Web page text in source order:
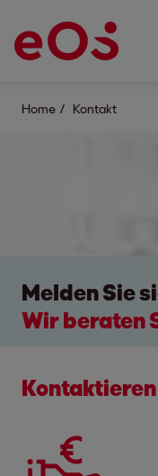
Home Kontakt
Melden Sie
Wir beraten
Kontaktieren